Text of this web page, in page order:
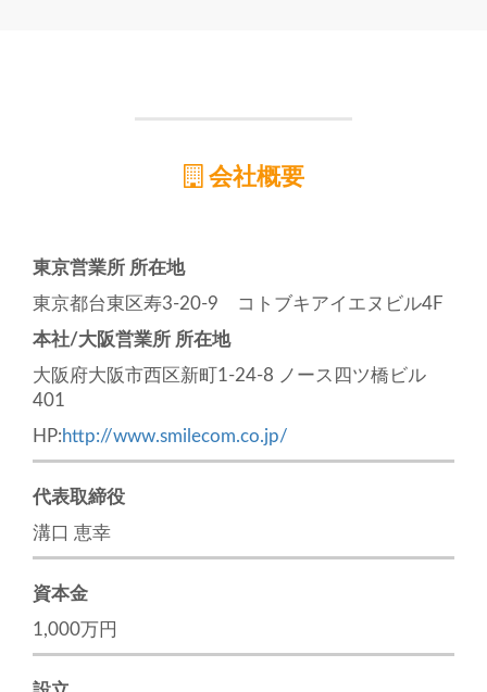
会社概要
東京営業所 所在地
東京都台東区寿3-20-9 コトブキアイエヌビル4F
本社/大阪営業所 所在地
大阪府大阪市西区新町1-24-8 ノース四ツ橋ビル
401
HP:http://www.smilecom.co.jp/
代表取締役
溝口 恵幸
資本金
1,000万円